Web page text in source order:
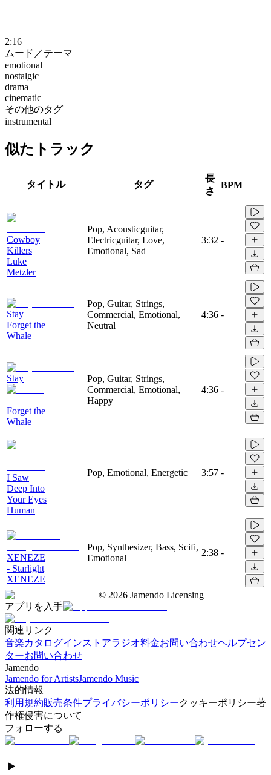
2:16
ムード／テーマ
emotional
nostalgic
drama
cinematic
その他のタグ
instrumental
似たトラック
タイトル タグ
長
さ
BPM
Cowboy
Killers
Luke
Metzler
Pop, Acousticguitar,
Electricguitar, Love,
Emotional, Sad
3:32 -
Stay
Forget the
Whale
Pop, Guitar, Strings,
Commercial, Emotional,
Neutral
4:36 -
Stay
Forget the
Whale
Pop, Guitar, Strings,
Commercial, Emotional,
Happy
4:36 -
I Saw
Deep Into
Your Eyes
Human
Pop, Emotional, Energetic 3:57 -
XENEZE
- Starlight
XENEZE
Pop, Synthesizer, Bass, Scifi,
Emotional
2:38 -
© 2026 Jamendo Licensing
アプリを入手
関連リンク
音楽カタログインストアラジオ料金お問い合わせヘルプセン
ターお問い合わせ
Jamendo
Jamendo for ArtistsJamendo Music
法的情報
利用規約販売条件プライバシーポリシークッキーポリシー著
作権侵害について
フォローする